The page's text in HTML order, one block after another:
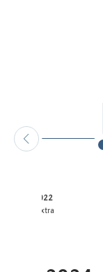
2022
:pxtra